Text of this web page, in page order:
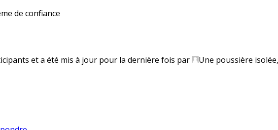
de confiance
et a été mis à jour pour la dernière fois par Une poussière isolée